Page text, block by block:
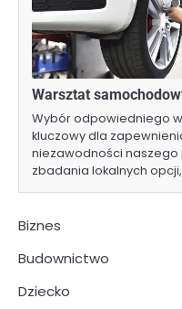
Warsztat
Wybór odpowiedniego
kluczowy dla
niezawodności
zbadania lokalnych
Biznes
Budownictwo
Dziecko